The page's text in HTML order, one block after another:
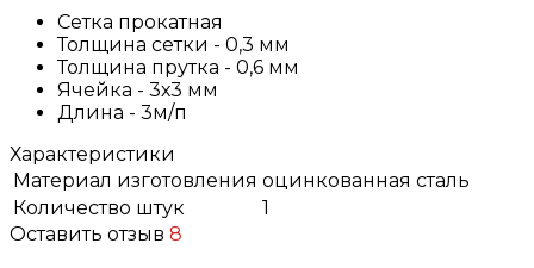
Сетка прокатная
Толщина сетки - 0,3 мм
Толщина прутка - 0,6 мм
Ячейка - 3х3 мм
Длина - 3м/п
Характеристики
Материал изготовления оцинкованная сталь
Количество штук
1
Оставить отзыв 8